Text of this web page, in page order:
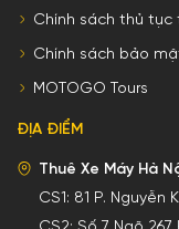
Chính sách thủ tục
Chính sách bảo
MOTOGO Tours
ĐỊA ĐIỂM
Thuê Xe Máy Hà
CS1: 81 P. Nguyễn